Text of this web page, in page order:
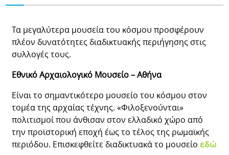
Τα μεγαλύτερα μουσεία του κόσμου προσφέρουν
πλέον δυνατότητες διαδικτυακής περιήγησης στις
συλλογές τους.
Εθνικό Αρχαιολογικό Μουσείο – Αθήνα
Είναι το σημαντικότερο μουσείο του κόσμου στον
τομέα της αρχαίας τέχνης. «Φιλοξενούνται»
πολιτισμοί που άνθισαν στον ελλαδικό χώρο από
την προϊστορική εποχή έως το τέλος της ρωμαϊκής
περιόδου. Επισκεφθείτε διαδικτυακά το μουσείοεδώ